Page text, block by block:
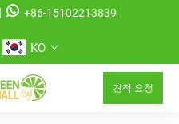
+86-15102213839
KO
견적 요청